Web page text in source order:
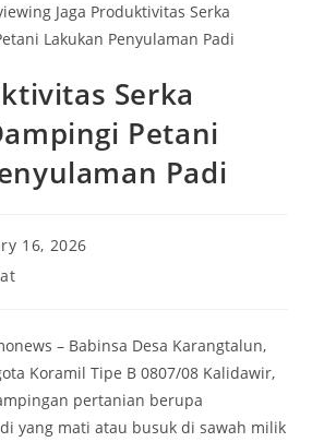
Serka
Petani
Padi
16, 2026
– Babinsa Desa Karangtalun,
Koramil Tipe B 0807/08 Kalidawir,
pertanian berupa
yang mati atau busuk di sawah milik